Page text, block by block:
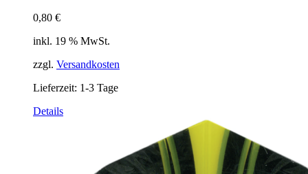
0,80 €
inkl. 19 % MwSt.
zzgl. Versandkosten
Lieferzeit: 1-3 Tage
Details